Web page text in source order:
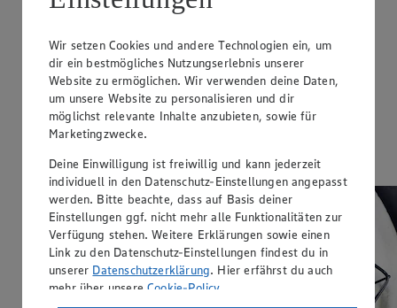
Obst-Pizza für Kinder
Zubereitungsdauer
80 min.
Ernährungsweise
Vegetarisch
Wir setzen Cookies und andere Technologien ein, um
dir ein bestmögliches Nutzungserlebnis unserer
Website zu ermöglichen. Wir verwenden deine Daten,
um unsere Website zu personalisieren und dir
möglichst relevante Inhalte anzubieten, sowie für
Marketingzwecke.
Deine Einwilligung ist freiwillig und kann jederzeit
individuell in den Datenschutz-Einstellungen angepasst
werden. Bitte beachte, dass auf Basis deiner
Einstellungen ggf. nicht mehr alle Funktionalitäten zur
Verfügung stehen. Weitere Erklärungen sowie einen
Link zu den Datenschutz-Einstellungen findest du in
unserer Datenschutzerklärung. Hier erfährst du auch
mehr über unsereCookie-Policy.